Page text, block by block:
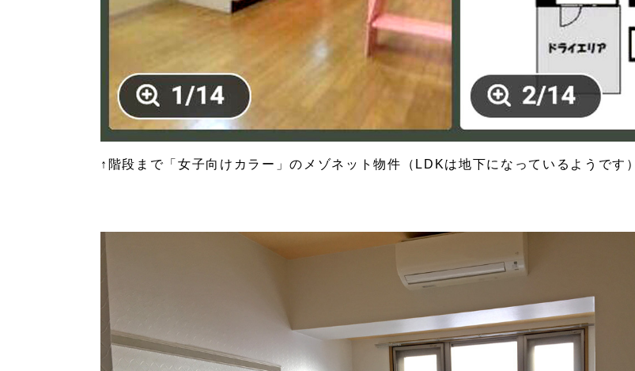
↑階段まで「女子向けカラー」のメゾネット物件（ LDKは地下になっているようです）